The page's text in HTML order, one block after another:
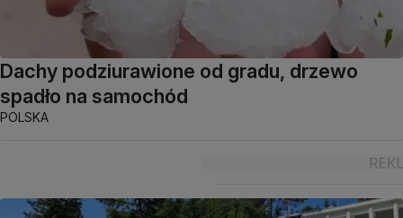
Dachy podziurawione od gradu, drzewo
spadło na samochód
POLSKA